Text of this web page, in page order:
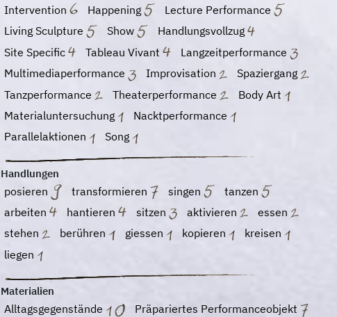
Intervention
Happening
Lecture Performance
Living Sculpture
Show
Handlungsvollzug
Site Specific
Tableau Vivant
Langzeitperformance
Multimediaperformance
Improvisation
Spaziergang
Tanzperformance
Theaterperformance
Body Art
Materialuntersuchung
Nacktperformance
Parallelaktionen
Song
Handlungen
posieren transformieren singen
tanzen
arbeiten
hantieren sitzen aktivieren
essen
stehen
berühren giessen kopieren
kreisen
liegen
Materialien
Alltagsgegenstände
Präpariertes Performanceobjekt